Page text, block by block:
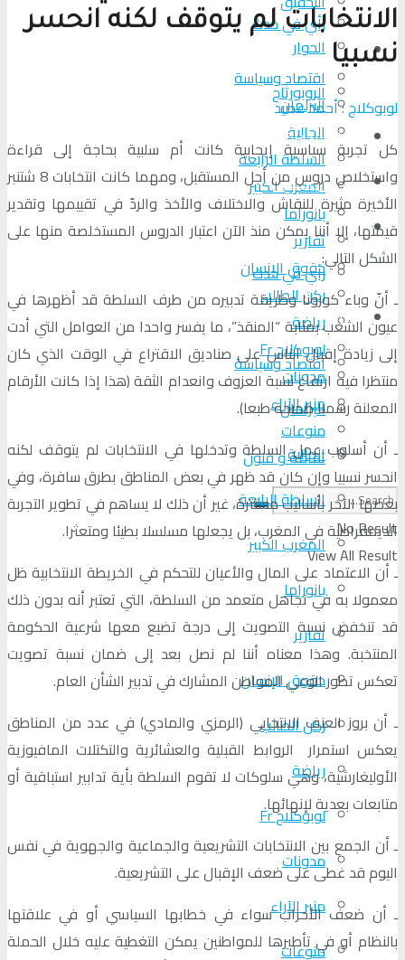
رأي في حدث
المزيد
اقتصاد وسياسة
البرلمان
الجالية
السلطة الرابعة
المغرب الكبير
بانوراما
تقارير
حقوق الإنسان
ركن الطالب
رياضة
لوبوكلاج Fr
مدونات
منبر الآراء
منوعات
ثقافة و فنون
No Result
View All Result
الحوار
الروبورتاج
تحلیل الأحداث
من عين المكان
لوبوكلاج TV
رأي في حدث
المزيد
اقتصاد وسياسة
البرلمان
الجالية
السلطة الرابعة
المغرب الكبير
بانوراما
تقارير
حقوق الإنسان
ركن الطالب
رياضة
لوبوكلاج Fr
مدونات
منبر الآراء
منوعات
الانتخابات لم يتوقف لكنه انحسر
نسبيا
لوبوكلاج : أحمد عصيد
كل تجربة سياسية إيجابية كانت أم سلبية بحاجة إلى قراءة
واستخلاص دروس من أجل المستقبل، ومهما كانت انتخابات 8 شتنبر
الأخيرة مثيرة للنقاش والاختلاف والأخذ والردّ في تقييمها وتقدير
قيمتها، إلا أننا يمكن منذ الآن اعتبار الدروس المستخلصة منها على
الشكل التالي:
ـ أنّ وباء كورونا وطريقة تدبيره من طرف السلطة قد أظهرها في
عيون الشعب بمثابة “المنقذ”، ما يفسر واحدا من العوامل التي أدت
إلى زيادة إقبال الناس على صناديق الاقتراع في الوقت الذي كان
منتظرا فيه ارتفاع نسبة العزوف وانعدام الثقة (هذا إذا كانت الأرقام
المعلنة رسميا صحيحة طبعا).
ـ أن أسلوب عمل السلطة وتدخلها في الانتخابات لم يتوقف لكنه
انحسر نسبيا وإن كان قد ظهر في بعض المناطق بطرق سافرة، وفي
بعضها الآخر بأساليب مستترة، غير أن ذلك لا يساهم في تطوير التجربة
الديمقراطية في المغرب، بل يجعلها مسلسلا بطيئا ومتعثرا.
ـ أن الاعتماد على المال والأعيان للتحكم في الخريطة الانتخابية ظل
معمولا به في تجاهل متعمد من السلطة، التي تعتبر أنه بدون ذلك
قد تنخفض نسبة التصويت إلى درجة تضيع معها شرعية الحكومة
المنتخبة. وهذا معناه أننا لم نصل بعد إلى ضمان نسبة تصويت
تعكس تطور الوعي المواطن المشارك في تدبير الشأن العام.
ـ أن بروز العنف الانتخابي (الرمزي والمادي) في عدد من المناطق
يعكس استمرار الروابط القبلية والعشائرية والتكتلات المافيوزية
الأوليغارشية، وهي سلوكات لا تقوم السلطة بأية تدابير استباقية أو
متابعات بعدية لإنهائها.
ـ أن الجمع بين الانتخابات التشريعية والجماعية والجهوية في نفس
اليوم قد غطى على ضعف الإقبال على التشريعية.
ـ أن ضعف الأحزاب سواء في خطابها السياسي أو في علاقتها
بالنظام أو في تأطيرها للمواطنين يمكن التغطية عليه خلال الحملة